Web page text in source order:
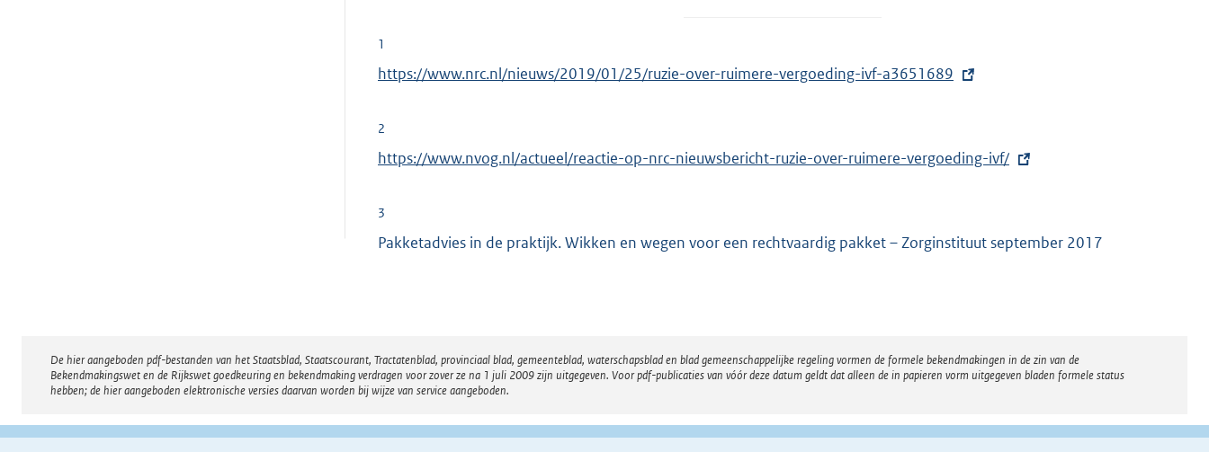
1
E
t
r
e
l
https://www.nrc.nl/nieuws/2019/01/25/ruzie-over-ruimere-vergoeding-ivf-a3651689
2
E
t
i
n
k
:
https://www.nvog.nl/actueel/reactie-op-nrc-nieuwsbericht-ruzie-over-ruimere-vergoeding-ivf/
3
Pakketadvies in de praktijk. Wikken en wegen voor een rechtvaardig pakket – Zorginstituut september 2017
Disclaimer
De hier aangeboden pdf-bestanden van het Staatsblad, Staatscourant, Tractatenblad, provinciaal blad, gemeenteblad, waterschapsblad en blad gemeenschappelijke regeling vormen de formele bekendmakingen in de zin van de
Bekendmakingswet en de Rijkswet goedkeuring en bekendmaking verdragen voor zover ze na 1 juli 2009 zijn uitgegeven. Voor pdf-publicaties van vóór deze datum geldt dat alleen de in papieren vorm uitgegeven bladen formele status
hebben; de hier aangeboden elektronische versies daarvan worden bij wijze van service aangeboden.